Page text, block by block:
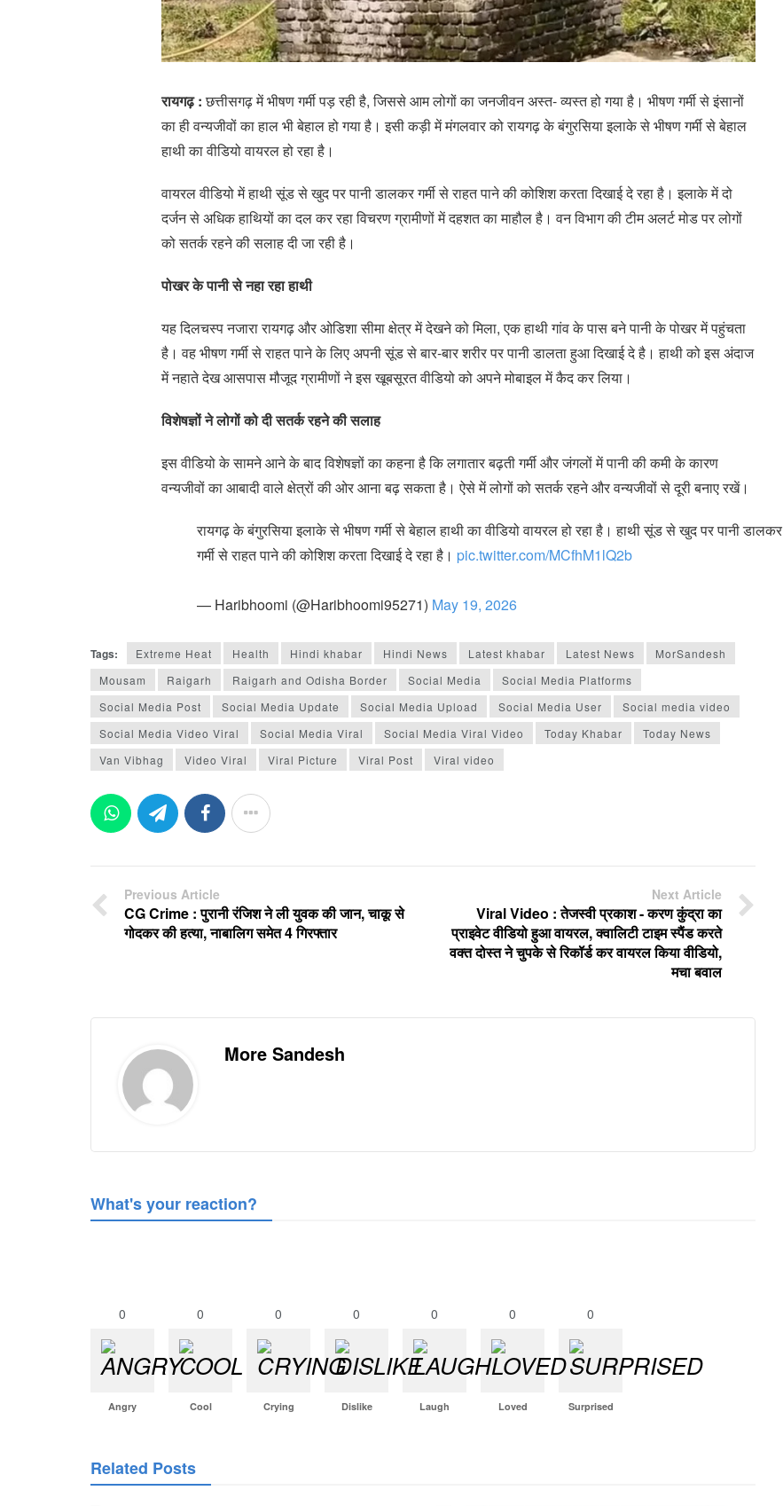
रायगढ़ :छत्तीसगढ़ में भीषण गर्मी पड़ रही है, जिससे आम लोगों का जनजीवन अस्त- व्यस्त हो गया है। भीषण गर्मी से इंसानों
का ही वन्यजीवों का हाल भी बेहाल हो गया है। इसी कड़ी में मंगलवार को रायगढ़ के बंगुरसिया इलाके से भीषण गर्मी से बेहाल
हाथी का वीडियो वायरल हो रहा है।
वायरल वीडियो में हाथी सूंड से खुद पर पानी डालकर गर्मी से राहत पाने की कोशिश करता दिखाई दे रहा है। इलाके में दो
दर्जन से अधिक हाथियों का दल कर रहा विचरण ग्रामीणों में दहशत का माहौल है। वन विभाग की टीम अलर्ट मोड पर लोगों
को सतर्क रहने की सलाह दी जा रही है।
पोखर के पानी से नहा रहा हाथी
यह दिलचस्प नजारा रायगढ़ और ओडिशा सीमा क्षेत्र में देखने को मिला, एक हाथी गांव के पास बने पानी के पोखर में पहुंचता
है। वह भीषण गर्मी से राहत पाने के लिए अपनी सूंड से बार-बार शरीर पर पानी डालता हुआ दिखाई दे है। हाथी को इस अंदाज
में नहाते देख आसपास मौजूद ग्रामीणों ने इस खूबसूरत वीडियो को अपने मोबाइल में कैद कर लिया।
विशेषज्ञों ने लोगों को दी सतर्क रहने की सलाह
इस वीडियो के सामने आने के बाद विशेषज्ञों का कहना है कि लगातार बढ़ती गर्मी और जंगलों में पानी की कमी के कारण
वन्यजीवों का आबादी वाले क्षेत्रों की ओर आना बढ़ सकता है। ऐसे में लोगों को सतर्क रहने और वन्यजीवों से दूरी बनाए रखें।
रायगढ़ के बंगुरसिया इलाके से भीषण गर्मी से बेहाल हाथी का वीडियो वायरल हो रहा है। हाथी सूंड से खुद पर पानी डालकर
गर्मी से राहत पाने की कोशिश करता दिखाई दे रहा है। pic.twitter.com/MCfhM1lQ2b
— Haribhoomi (@Haribhoomi95271) May 19, 2026
Tags: Extreme Heat Health Hindi khabar Hindi News Latest khabar Latest News
MorSandesh
Mousam
Raigarh Raigarh and Odisha Border Social Media
Social Media Platforms
Social Media Post
Social Media Update Social Media Upload Social Media User
Social media video
Social Media Video Viral
Social Media Viral Social Media Viral Video Today Khabar
Today News
Van Vibhag
Video Viral Viral Picture Viral Post Viral video
Previous Article
CG Crime : पुरानी रंजिश ने ली युवक की जान, चाकू से
गोदकर की हत्या, नाबालिग समेत 4 गिरफ्तार
Next Article
Viral Video : तेजस्वी प्रकाश - करण कुंद्रा का
प्राइवेट वीडियो हुआ वायरल, क्वालिटी टाइम स्पैंड करते
वक्त दोस्त ने चुपके से रिकॉर्ड कर वायरल किया वीडियो,
मचा बवाल
More Sandesh
What's your reaction?
0
Angry
0
Cool
0
Crying
0
Dislike
0
Laugh
0
Loved
0
Surprised
Related Posts